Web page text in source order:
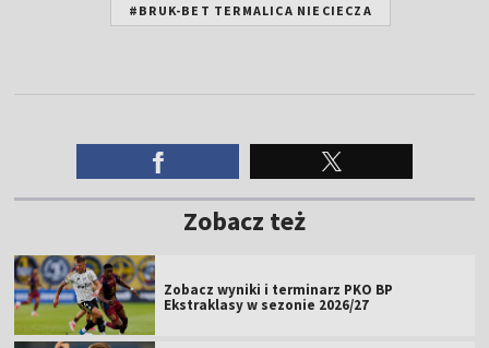
#BRUK-BET TERMALICA NIECIECZA
Zobacz też
Zobacz wyniki i terminarz PKO BP
Ekstraklasy w sezonie 2026/27